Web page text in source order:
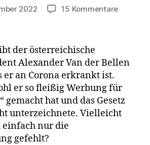
2022 15 Kommentarezu
Van
der
Bellen
erkrankt
der österreichische
Alexander Van der Bellen
er an Corona erkrankt ist.
er so fleißig Werbung für
gemacht hat und das Gesetz
unterzeichnete. Vielleicht
einfach nur die
gefehlt?